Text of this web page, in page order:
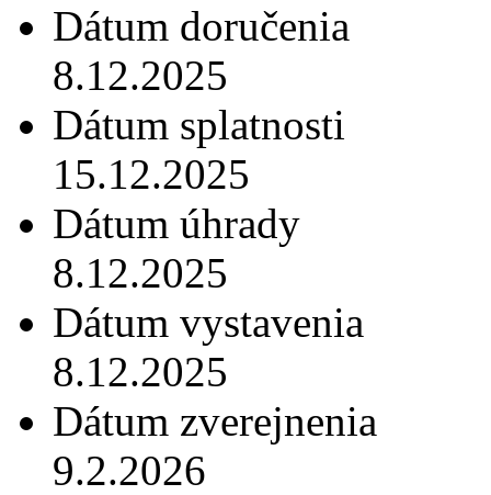
Dátum doručenia
8.12.2025
Dátum splatnosti
15.12.2025
Dátum úhrady
8.12.2025
Dátum vystavenia
8.12.2025
Dátum zverejnenia
9.2.2026